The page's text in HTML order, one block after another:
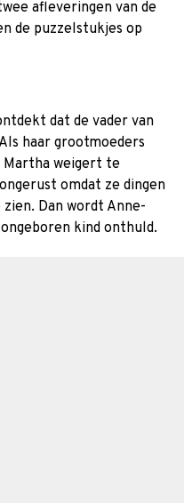
afleveringen van de
de puzzelstukjes op
dat de vader van
haar grootmoeders
Martha weigert te
omdat ze dingen
Dan wordt Anne-
kind onthuld.